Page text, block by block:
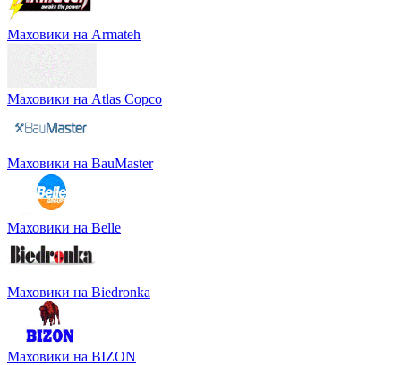
Маховики на Armateh
Маховики на Atlas Copco
Маховики на BauMaster
Маховики на Belle
Маховики на Biedronka
Маховики на BIZON